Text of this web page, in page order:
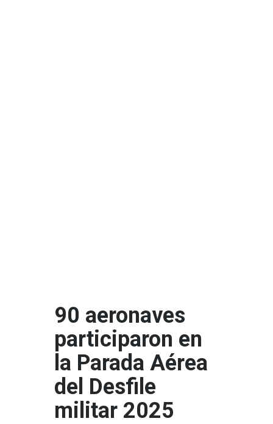
90 aeronaves
participaron en
la Parada Aérea
del Desfile
militar 2025